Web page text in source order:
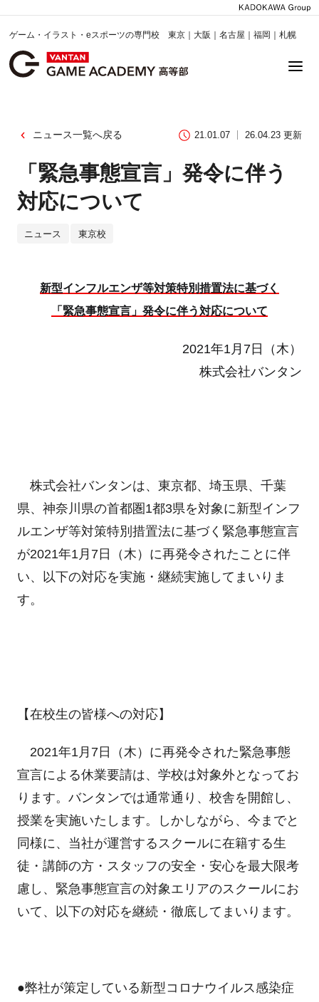
ゲーム・イラスト・eスポーツの専門校 東京｜大阪｜名古屋｜福岡｜札幌
ニュース一覧へ戻る 21.01.07 26.04.23 更新
「緊急事態宣言」発令に伴う
対応について
ニュース 東京校
新型インフルエンザ等対策特別措置法に基づく
「緊急事態宣言」発令に伴う対応について
2021年1月7日（木）
株式会社バンタン
株式会社バンタンは、東京都、埼玉県、千葉
県、神奈川県の首都圏1都3県を対象に新型インフ
ルエンザ等対策特別措置法に基づく緊急事態宣言
が2021年1月7日（木）に再発令されたことに伴
い、以下の対応を実施・継続実施してまいりま
す。
【在校生の皆様への対応】
2021年1月7日（木）に再発令された緊急事態
宣言による休業要請は、学校は対象外となってお
ります。バンタンでは通常通り、校舎を開館し、
授業を実施いたします。しかしながら、今までと
同様に、当社が運営するスクールに在籍する生
徒・講師の方・スタッフの安全・安心を最大限考
慮し、緊急事態宣言の対象エリアのスクールにお
いて、以下の対応を継続・徹底してまいります。
●弊社が策定している新型コロナウイルス感染症